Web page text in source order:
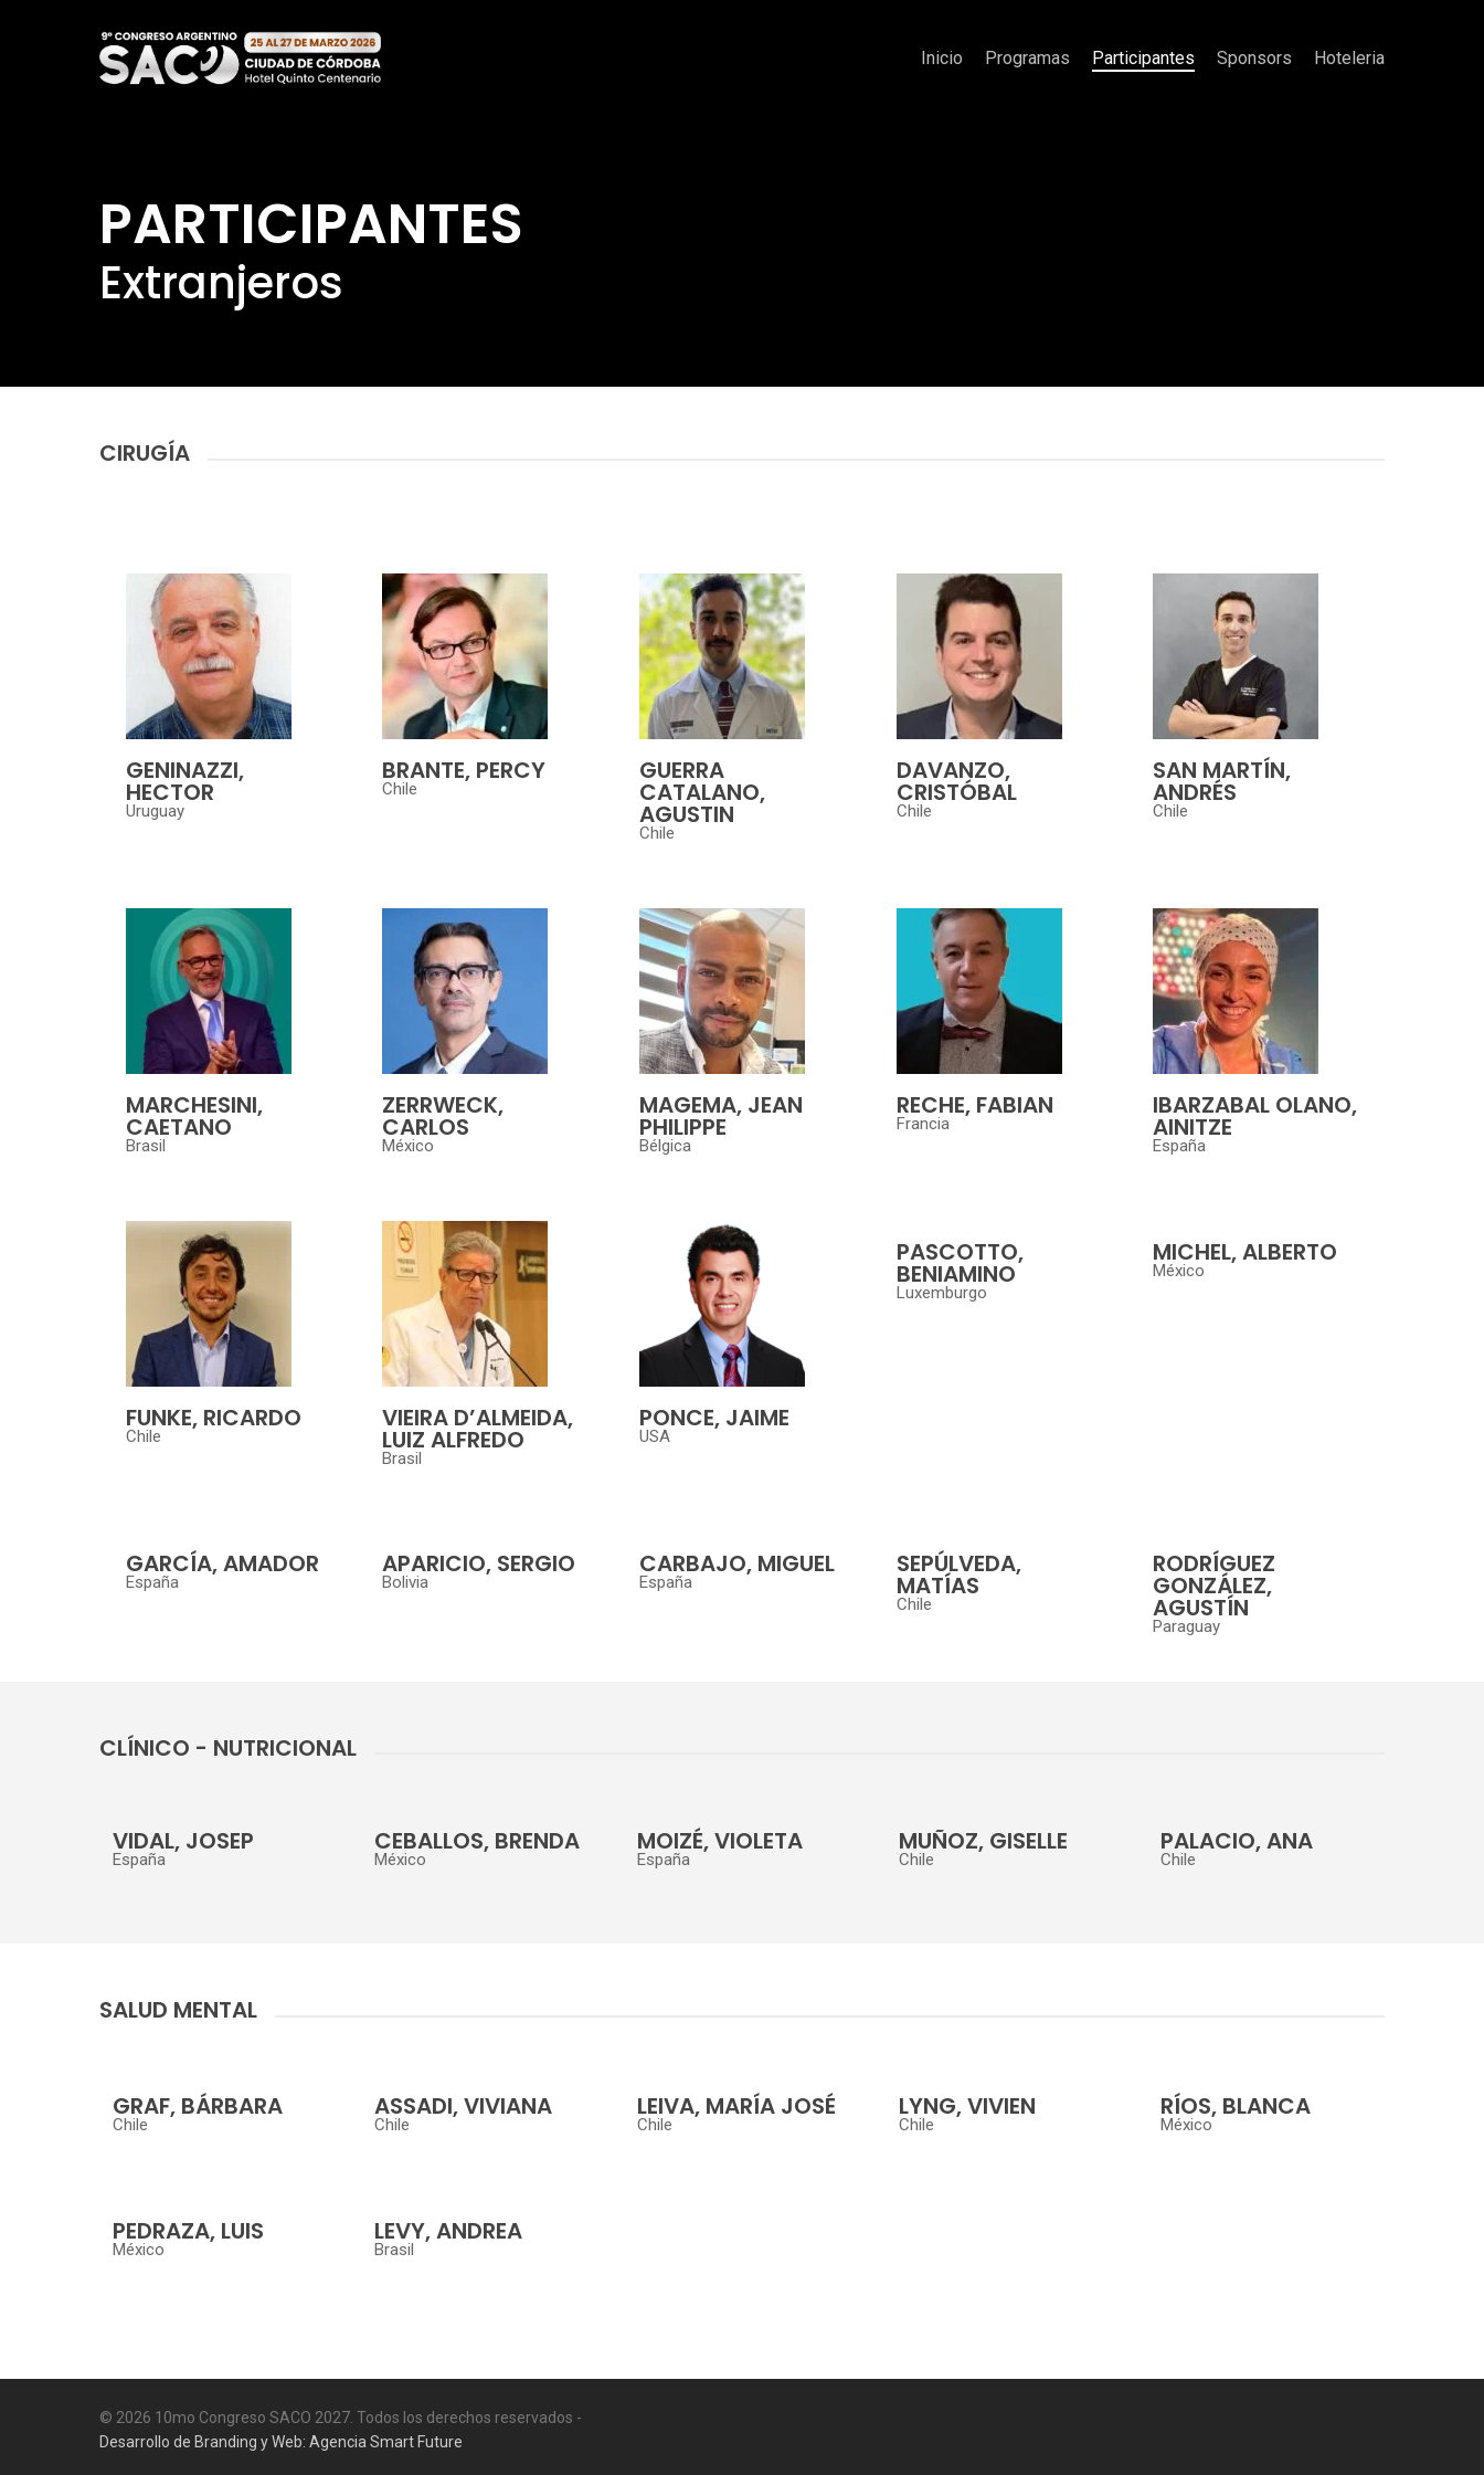
Inicio Programas Participantes Sponsors Hoteleria
PARTICIPANTES
Extranjeros
CIRUGÍA
GENINAZZI,
HECTOR
Uruguay
BRANTE, PERCY
Chile
GUERRA
CATALANO,
AGUSTIN
Chile
DAVANZO,
CRISTÓBAL
Chile
SAN MARTÍN,
ANDRÉS
Chile
MARCHESINI,
CAETANO
Brasil
ZERRWECK,
CARLOS
México
MAGEMA, JEAN
PHILIPPE
Bélgica
RECHE, FABIAN
Francia
IBARZABAL OLANO,
AINITZE
España
FUNKE, RICARDO
Chile
VIEIRA D’ALMEIDA,
LUIZ ALFREDO
Brasil
PONCE, JAIME
USA
PASCOTTO,
BENIAMINO
Luxemburgo
MICHEL, ALBERTO
México
GARCÍA, AMADOR
España
APARICIO, SERGIO
Bolivia
CARBAJO, MIGUEL
España
SEPÚLVEDA,
MATÍAS
Chile
RODRÍGUEZ
GONZÁLEZ,
AGUSTÍN
Paraguay
CLÍNICO - NUTRICIONAL
VIDAL, JOSEP
España
CEBALLOS, BRENDA
México
MOIZÉ, VIOLETA
España
MUÑOZ, GISELLE
Chile
PALACIO, ANA
Chile
SALUD MENTAL
GRAF, BÁRBARA
Chile
ASSADI, VIVIANA
Chile
LEIVA, MARÍA JOSÉ
Chile
LYNG, VIVIEN
Chile
RÍOS, BLANCA
México
PEDRAZA, LUIS
México
LEVY, ANDREA
Brasil
© 2026 10mo Congreso SACO 2027. Todos los derechos reservados -
Desarrollo de Branding y Web: Agencia Smart Future